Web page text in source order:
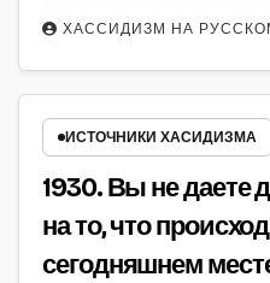
ХАССИДИЗМ НА
ИСТОЧНИКИ ХАСИДИЗМА
1930. Вы не даете
на то, что
сегодняшнем